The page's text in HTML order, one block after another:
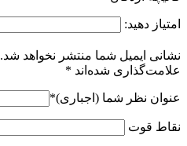
امتیاز دهید:
نشانی ایمیل شما منتشر نخواهد شد.
علامت‌گذاری شده‌اند *
عنوان نظر شما (اجباری)*
نقاط قوت